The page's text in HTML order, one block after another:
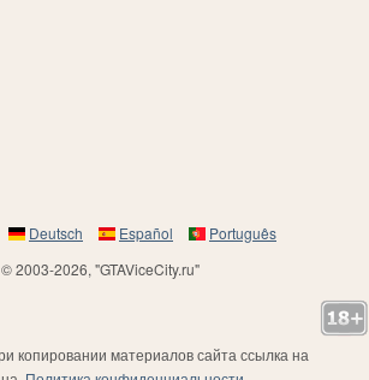
Deutsch Español
Português
© 2003-2026, "GTAViceCity.ru"
копировании материалов сайта ссылка на